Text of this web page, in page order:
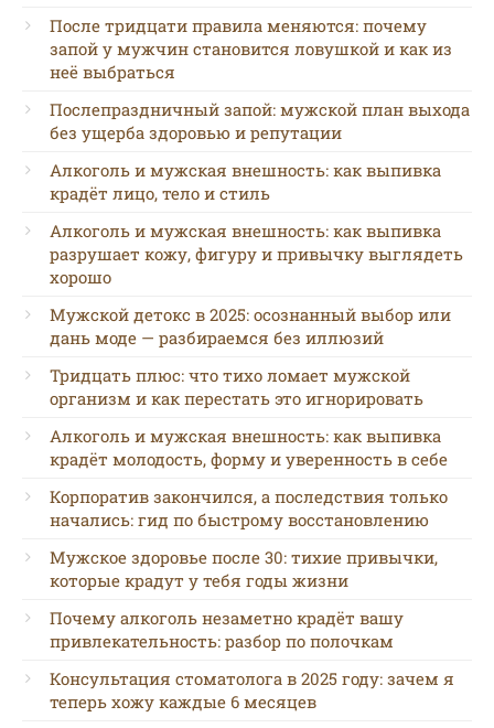
После тридцати правила меняются: почему
запой у мужчин становится ловушкой и как из
неё выбраться
Послепраздничный запой: мужской план выхода
без ущерба здоровью и репутации
Алкоголь и мужская внешность: как выпивка
крадёт лицо, тело и стиль
Алкоголь и мужская внешность: как выпивка
разрушает кожу, фигуру и привычку выглядеть
хорошо
Мужской детокс в 2025: осознанный выбор или
дань моде — разбираемся без иллюзий
Тридцать плюс: что тихо ломает мужской
организм и как перестать это игнорировать
Алкоголь и мужская внешность: как выпивка
крадёт молодость, форму и уверенность в себе
Корпоратив закончился, а последствия только
начались: гид по быстрому восстановлению
Мужское здоровье после 30: тихие привычки,
которые крадут у тебя годы жизни
Почему алкоголь незаметно крадёт вашу
привлекательность: разбор по полочкам
Консультация стоматолога в 2025 году: зачем я
теперь хожу каждые 6 месяцев